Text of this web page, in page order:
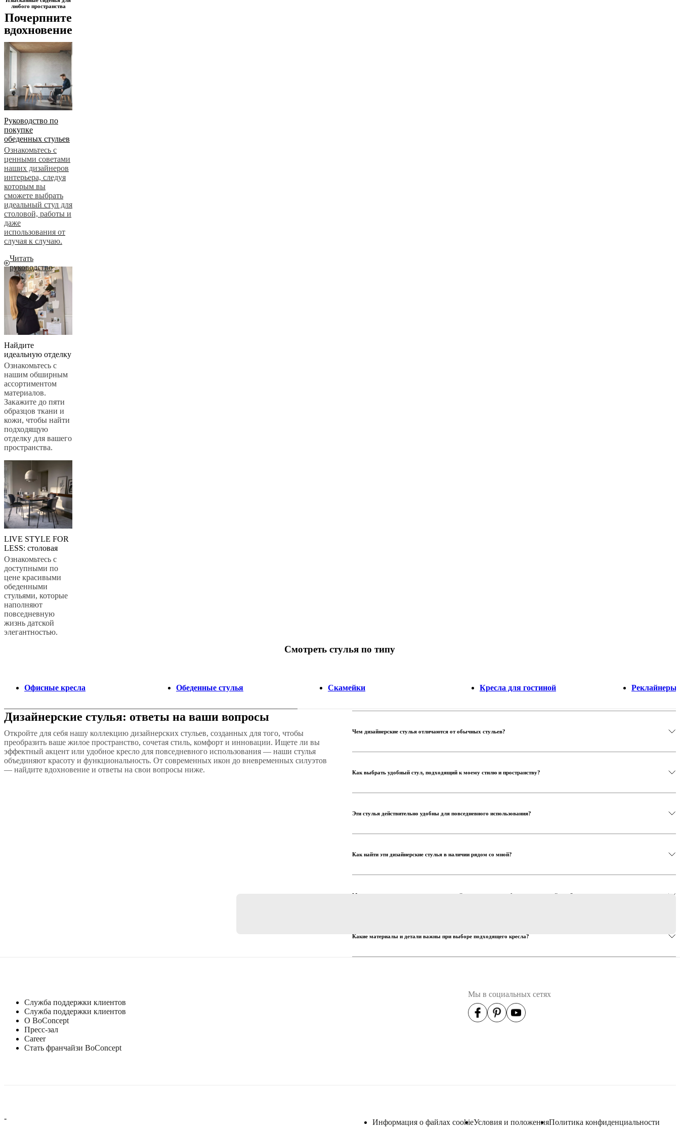
цветаСинего
цветаЗеленыйКоричневого
цветаСерого
цветаЖелтый
цветКрасныйTканьДуб
любого пространства
Почерпните
вдохновение
Руководство по
покупке
обеденных стульев
Ознакомьтесь с
ценными советами
наших дизайнеров
интерьера, следуя
которым вы
сможете выбрать
идеальный стул для
столовой, работы и
даже
использования от
случая к случаю.
Читать
руководство
Найдите
идеальную отделку
Ознакомьтесь с
нашим обширным
ассортиментом
материалов.
Закажите до пяти
образцов ткани и
кожи, чтобы найти
подходящую
отделку для вашего
пространства.
LIVE STYLE FOR
LESS: столовая
Ознакомьтесь с
доступными по
цене красивыми
обеденными
стульями, которые
наполняют
повседневную
жизнь датской
элегантностью.
Смотреть стулья по типу
Офисные кресла Обеденные стулья Скамейки Кресла для гостиной Реклайнеры
Дизайнерские стулья: ответы на ваши вопросы
Откройте для себя нашу коллекцию дизайнерских стульев, созданных для того, чтобы
преобразить ваше жилое пространство, сочетая стиль, комфорт и инновации. Ищете ли вы
эффектный акцент или удобное кресло для повседневного использования — наши стулья
объединяют красоту и функциональность. От современных икон до вневременных силуэтов
— найдите вдохновение и ответы на свои вопросы ниже.
Чем дизайнерские стулья отличаются от обычных стульев?
Как выбрать удобный стул, подходящий к моему стилю и пространству?
Эти стулья действительно удобны для повседневного использования?
Как найти эти дизайнерские стулья в наличии рядом со мной?
Может ли ваша услуга интерьерного дизайна помочь мне выбрать подходящий стул?
Какие материалы и детали важны при выборе подходящего кресла?
Служба поддержки клиентов
Служба поддержки клиентов
О BoConcept
Пресс-зал
Career
Стать франчайзи BoConcept
Мы в социальных сетях
Информация о файлах cookieУсловия и положенияПолитика конфиденциальности
-